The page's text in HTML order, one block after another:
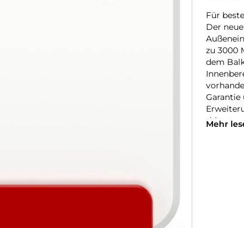
Für
Der
zu 3000
dem
Garantie
drinnen.
Mehr